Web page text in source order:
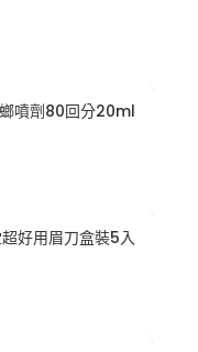
噴劑80回分20ml
超好用眉刀盒裝5入